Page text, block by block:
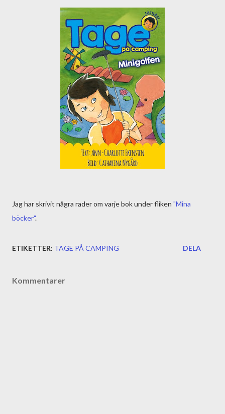
Jag har skrivit några rader om varje bok under fliken "Mina
böcker".
ETIKETTER: TAGE PÅ CAMPING DELA
Kommentarer